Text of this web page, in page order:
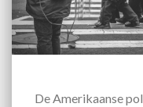
De Amerikaanse